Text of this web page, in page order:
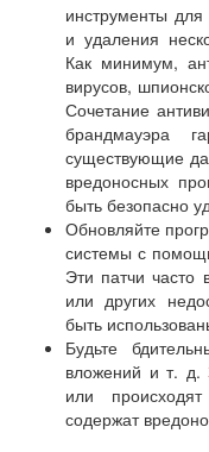
инструменты
и удаления
Как минимум,
вирусов,
Сочетание
брандмауэра
существующие
вредоносных
быть безопасно
Обновляйте
системы с
Эти патчи часто
или других
быть
Будьте
вложений и т. д.
или
содержат